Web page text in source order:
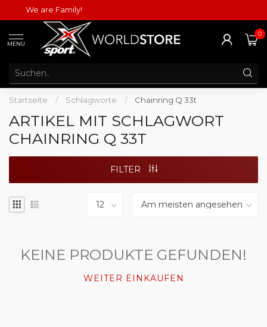
We are Family!
MENU
0
Startseite / Schlagworte / Chainring Q 33t
ARTIKEL MIT SCHLAGWORT
CHAINRING Q 33T
FILTER
KEINE PRODUKTE GEFUNDEN!
WEITER EINKAUFEN